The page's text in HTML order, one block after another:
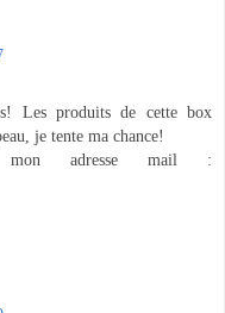
Les produits de cette box
je tente ma chance!
adresse mail :